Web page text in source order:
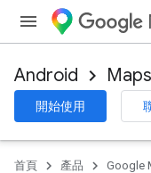
Android
開始使用
首頁 產品 Google